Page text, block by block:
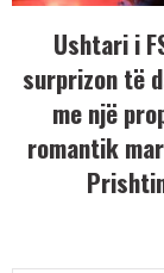
Ushtari i
surprizon të
me një
romantik